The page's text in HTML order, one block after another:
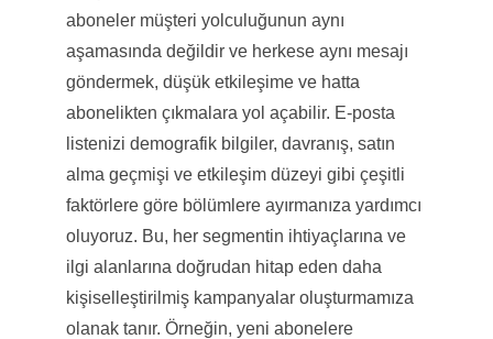
aboneler müşteri yolculuğunun aynı
aşamasında değildir ve herkese aynı mesajı
göndermek, düşük etkileşime ve hatta
abonelikten çıkmalara yol açabilir. E-posta
listenizi demografik bilgiler, davranış, satın
alma geçmişi ve etkileşim düzeyi gibi çeşitli
faktörlere göre bölümlere ayırmanıza yardımcı
oluyoruz. Bu, her segmentin ihtiyaçlarına ve
ilgi alanlarına doğrudan hitap eden daha
kişiselleştirilmiş kampanyalar oluşturmamıza
olanak tanır. Örneğin, yeni abonelere